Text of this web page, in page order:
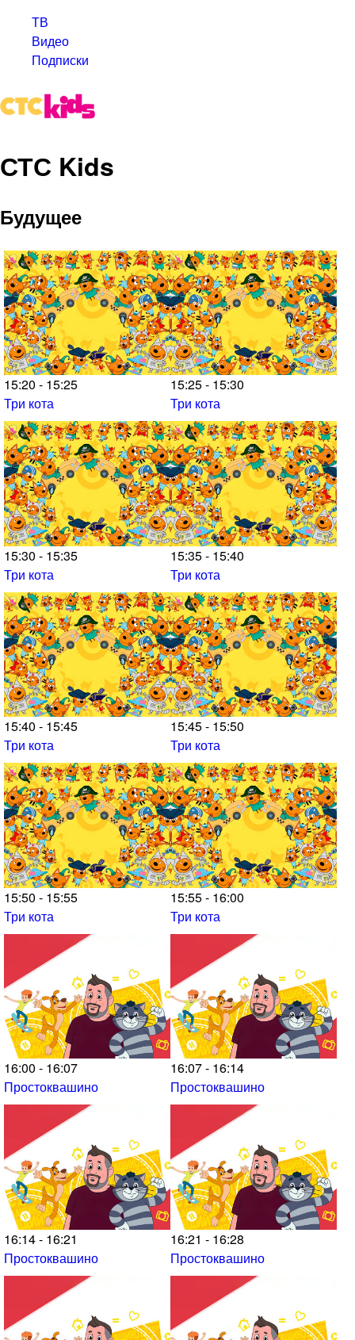
ТВ
Видео
Подписки
СТС Kids
Будущее
15:20 - 15:25
Три кота
15:25 - 15:30
Три кота
15:30 - 15:35
Три кота
15:35 - 15:40
Три кота
15:40 - 15:45
Три кота
15:45 - 15:50
Три кота
15:50 - 15:55
Три кота
15:55 - 16:00
Три кота
16:00 - 16:07
Простоквашино
16:07 - 16:14
Простоквашино
16:14 - 16:21
Простоквашино
16:21 - 16:28
Простоквашино